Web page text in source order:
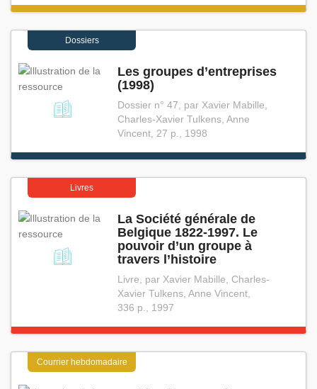
Dossiers
Les groupes d’entreprises
(1998)
Dossier n° 47, par Xavier Mabille,
Charles-Xavier Tulkens, Anne
Vincent, 27 p., 1998
Livres
La Société générale de
Belgique 1822⁠-⁠1997. Le
pouvoir d’un groupe à
travers l’histoire
Livre, par Xavier Mabille, Charles-
Xavier Tulkens, Anne Vincent,
336 p., 1997
Courrier hebdomadaire